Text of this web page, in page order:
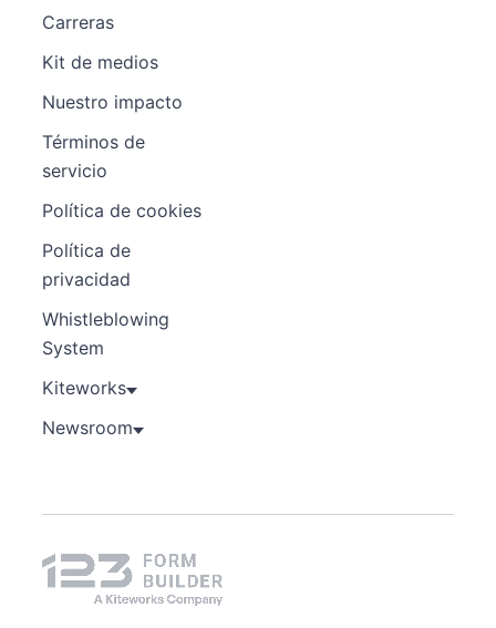
Carreras
Kit de medios
Nuestro impacto
Términos de
servicio
Política de cookies
Política de
privacidad
Whistleblowing
System
Kiteworks
Newsroom